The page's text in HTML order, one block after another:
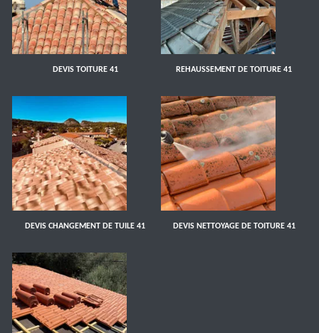
DEVIS TOITURE 41 REHAUSSEMENT DE TOITURE 41
DEVIS CHANGEMENT DE TUILE 41 DEVIS NETTOYAGE DE TOITURE 41